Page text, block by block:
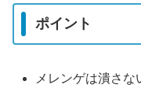
ポイント
メレンゲは潰さな